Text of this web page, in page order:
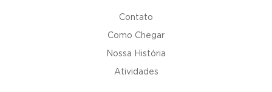
Contato
Como Chegar
Nossa História
Atividades